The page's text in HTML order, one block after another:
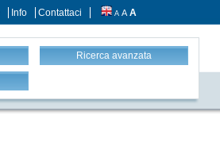
Info Contattaci A A A
Ricerca avanzata